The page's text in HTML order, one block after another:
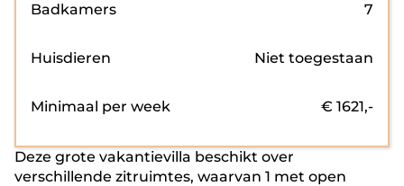
Badkamers 7
Huisdieren Niet toegestaan
Minimaal per week € 1621,-
Deze grote vakantievilla beschikt over
verschillende zitruimtes, waarvan 1 met open